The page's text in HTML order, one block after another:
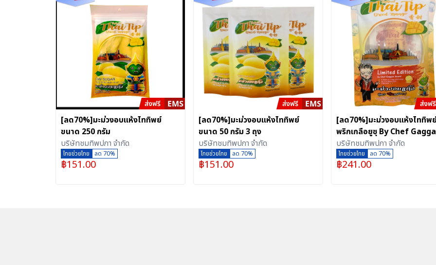
[ลด70%]มะม่วงอบแห้งไททิพย์
ขนาด 250 กรัม
บริษัทชมทิพปภา จำกัด
ไทยช่วยไทย ลด 70%
฿151.00
[ลด70%]มะม่วงอบแห้งไททิพย์
ขนาด 50 กรัม 3 ถุง
บริษัทชมทิพปภา จำกัด
ไทยช่วยไทย ลด 70%
฿151.00
[ลด70%]มะม่วงอบแห้งไททิพ
พริกเกลือยูซุ By Chef
Anand
บริษัทชมทิพปภา จำกัด
ไทยช่วยไทย ลด 70%
฿241.00